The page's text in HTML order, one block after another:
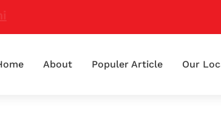
About Populer Article Our